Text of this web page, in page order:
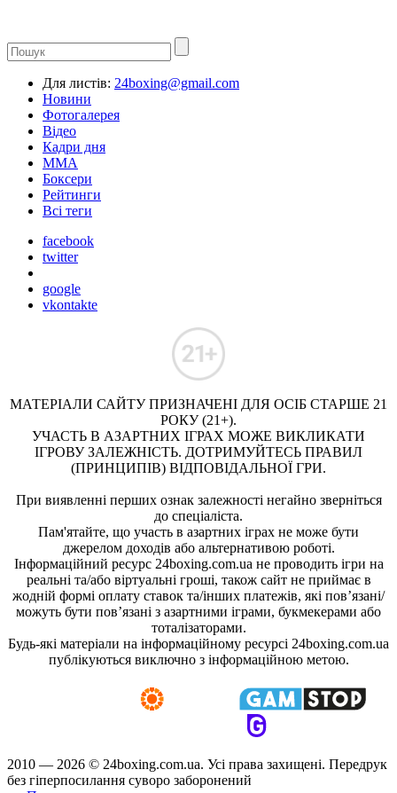
Для листів: 24boxing@gmail.com
Новини
Фотогалерея
Відео
Кадри дня
ММА
Боксери
Рейтинги
Всі теги
facebook
twitter
google
vkontakte
МАТЕРІАЛИ САЙТУ ПРИЗНАЧЕНІ ДЛЯ ОСІБ СТАРШЕ 21
РОКУ (21+).
УЧАСТЬ В АЗАРТНИХ ІГРАХ МОЖЕ ВИКЛИКАТИ
ІГРОВУ ЗАЛЕЖНІСТЬ. ДОТРИМУЙТЕСЬ ПРАВИЛ
(ПРИНЦИПІВ) ВІДПОВІДАЛЬНОЇ ГРИ.
При виявленні перших ознак залежності негайно зверніться
до спеціаліста.
Пам'ятайте, що участь в азартних іграх не може бути
джерелом доходів або альтернативою роботі.
Інформаційний ресурс 24boxing.com.ua не проводить ігри на
реальні та/або віртуальні гроші, також сайт не приймає в
жодній формі оплату ставок та/інших платежів, які пов’язані/
можуть бути пов’язані з азартними іграми, букмекерами або
тоталізаторами.
Будь-які матеріали на інформаційному ресурсі 24boxing.com.ua
публікуються виключно з інформаційною метою.
2010 — 2026 © 24boxing.com.ua. Усi права захищенi. Передрук
без гіперпосилання суворо заборонений